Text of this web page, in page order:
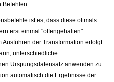
ist es, dass diese oftmals
erst einmal "offengehalten"
der Transformation erfolgt.
unterschiedliche
Urspungsdatensatz anwenden zu
automatisch die Ergebnisse der